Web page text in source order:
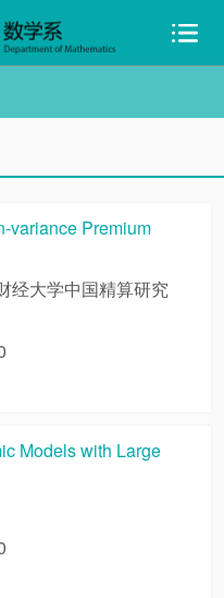
variance Premium
经大学中国精算研究
Models with Large